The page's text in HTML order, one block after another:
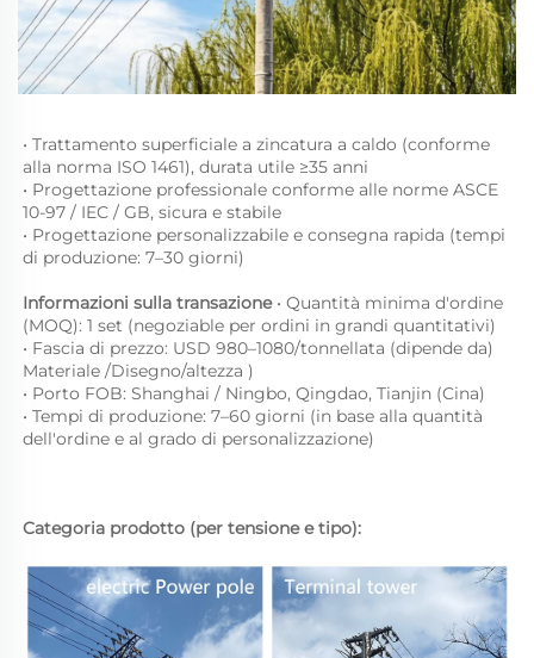
• Trattamento superficiale a zincatura a caldo (conforme
alla norma ISO 1461), durata utile ≥35 anni
• Progettazione professionale conforme alle norme ASCE
10-97 / IEC / GB, sicura e stabile
• Progettazione personalizzabile e consegna rapida (tempi
di produzione: 7–30 giorni)
Informazioni sulla transazione • Quantità minima d'ordine
(MOQ): 1 set (negoziable per ordini in grandi quantitativi)
Materiale /Disegno/altezza )
• Porto FOB: Shanghai / Ningbo, Qingdao, Tianjin (Cina)
• Tempi di produzione: 7–60 giorni (in base alla quantità
dell'ordine e al grado di personalizzazione)
Categoria prodotto (per tensione e tipo):